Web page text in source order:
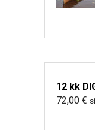
12 kk
72,00 €